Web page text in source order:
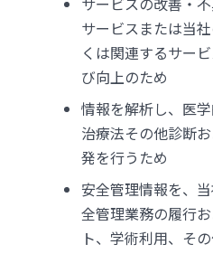
サービスまたは当
くは関連するサー
び向上のため
情報を解析し、医
治療法その他診断
発を行うため
安全管理情報を、
全管理業務の履行
ト、学術利用、そ